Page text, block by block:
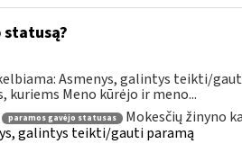
Asmenys, galintys teikti/
kuriems Meno kūrėjo ir meno...
paramos gavėjo statusas Mokesčių žinyno
galintys teikti/gauti paramą